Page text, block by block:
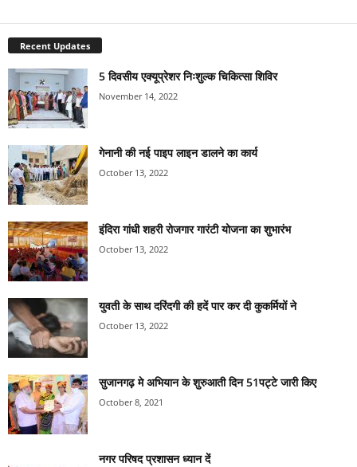
Recent Updates
5 दिवसीय एक्यूप्रेशर निःशुल्क चिकित्सा शिविर
November 14, 2022
गेनानी की नई पाइप लाइन डालने का कार्य
October 13, 2022
इंदिरा गांधी शहरी रोजगार गारंटी योजना का शुभारंभ
October 13, 2022
युवती के साथ दरिंदगी की हदें पार कर दी कुकर्मियों ने
October 13, 2022
सुजानगढ़ मे अभियान के शुरुआती दिन 51पट्टे जारी किए
October 8, 2021
नगर परिषद प्रशासन ध्यान दें